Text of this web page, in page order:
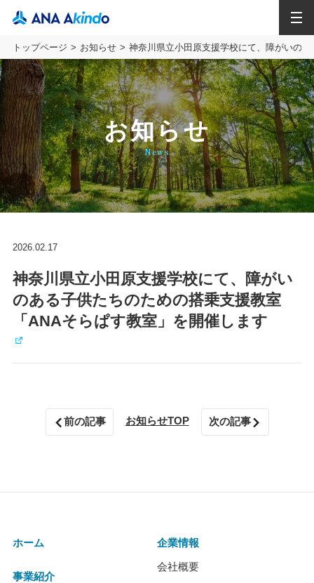
トップページ お知らせ 神奈川県立小田原支援学校にて、障がいの
お知らせ
News
2026.02.17
神奈川県立小田原支援学校にて、障がい
のある子供たちのための搭乗支援教室
「ANAそらぱす教室」を開催します
前の記事 お知らせTOP 次の記事
ホーム
事業紹介
企業情報
会社概要